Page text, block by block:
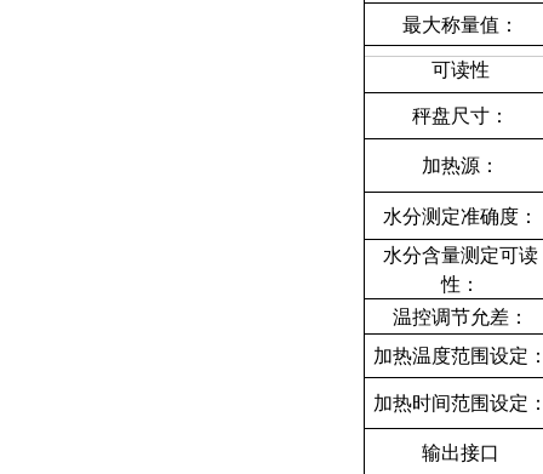
最大称量值：
可读性
秤盘尺寸：
加热源：
水分测定准确度：
水分含量测定可读
性：
温控调节允差：
加热温度范围设定
加热时间范围设定
输出接口